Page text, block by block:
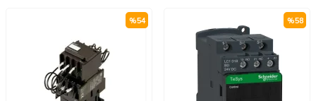
%54 %58